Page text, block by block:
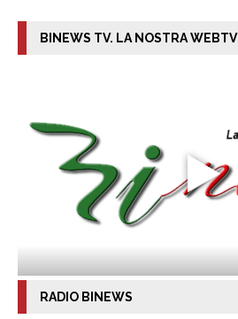
BINEWS TV. LA NOSTRA WEBTV
RADIO BINEWS